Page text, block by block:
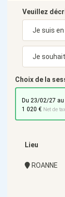
Veuillez
Choix de la
1 020 € Net de
Lieu
ROANNE